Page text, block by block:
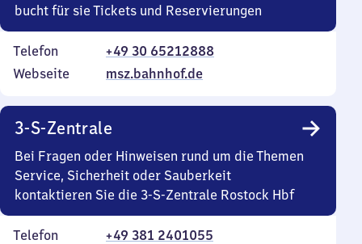
bucht für sie Tickets und Reservierungen
Telefon
+49 30 65212888
Webseite
msz.bahnhof.de
3-S-Zentrale
Bei Fragen oder Hinweisen rund um die Themen
Service, Sicherheit oder Sauberkeit
kontaktieren Sie die 3-S-Zentrale Rostock Hbf
Telefon
+49 381 2401055